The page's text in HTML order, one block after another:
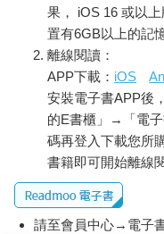
果， iOS 16 或以
置有6GB以上的記
離線閱讀：
APP下載： iOS
安裝電子書APP後
的E書櫃」→「電
碼再登入下載您所
書籍即可開始離線
請至會員中心→電子